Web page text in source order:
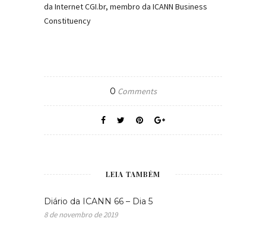
da Internet CGI.br, membro da ICANN Business
Constituency
0 Comments
LEIA TAMBÉM
Diário da ICANN 66 – Dia 5
8 de novembro de 2019